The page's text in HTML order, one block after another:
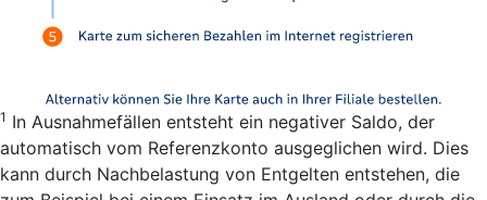
1 In Ausnahmefällen entsteht ein negativer Saldo, der
automatisch vom Referenzkonto ausgeglichen wird. Dies
kann durch Nachbelastung von Entgelten entstehen, die